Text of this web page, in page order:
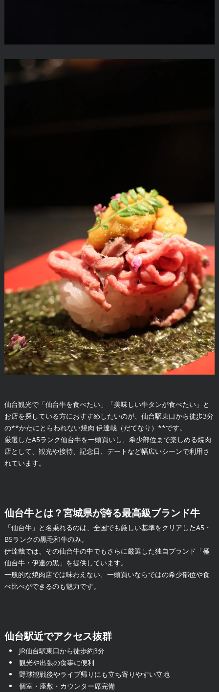
仙台観光で「仙台牛を食べたい」「美味しい牛タンが食べたい」と
お店を探している方におすすめしたいのが、仙台駅東口から徒歩3分
の**かたにとらわれない焼肉 伊達哉（だてなり）**です。
厳選したA5ランク仙台牛を一頭買いし、希少部位まで楽しめる焼肉
店として、観光や接待、記念日、デートなど幅広いシーンで利用さ
れています。
仙台牛とは？宮城県が誇る最高級ブランド牛
「仙台牛」と名乗れるのは、全国でも厳しい基準をクリアしたA5・
B5ランクの黒毛和牛のみ。
伊達哉では、その仙台牛の中でもさらに厳選した独自ブランド「極
仙台牛・伊達の黒」を提供しています。
一般的な焼肉店では味わえない、一頭買いならではの希少部位や食
べ比べができるのも魅力です。
仙台駅近でアクセス抜群
JR仙台駅東口から徒歩約3分
観光や出張の食事に便利
野球観戦後やライブ帰りにも立ち寄りやすい立地
個室・座敷・カウンター席完備